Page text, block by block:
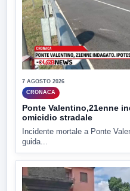
7 AGOSTO 2026
CRONACA
Ponte Valentino,21enne
omicidio stradale
Incidente mortale a Ponte
guida...